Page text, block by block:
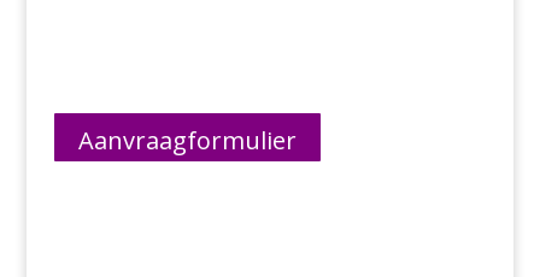
Aanvraagformulier